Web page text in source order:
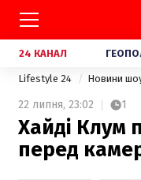
24 КАНАЛ
Lifestyle 24 Новини
22 липня, 23:02 1
Хайді Клум
перед